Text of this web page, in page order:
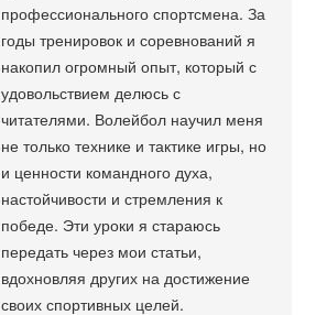
профессионального спортсмена. За
годы тренировок и соревнований я
накопил огромный опыт, который с
удовольствием делюсь с
читателями. Волейбол научил меня
не только технике и тактике игры, но
и ценности командного духа,
настойчивости и стремления к
победе. Эти уроки я стараюсь
передать через мои статьи,
вдохновляя других на достижение
своих спортивных целей.